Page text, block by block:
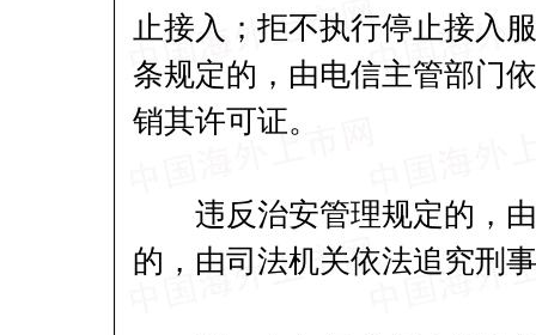
止接入；拒不执行停止接入
条规定的，由电信主管部门
销其许可证。
违反治安管理规定的，由
的，由司法机关依法追究刑